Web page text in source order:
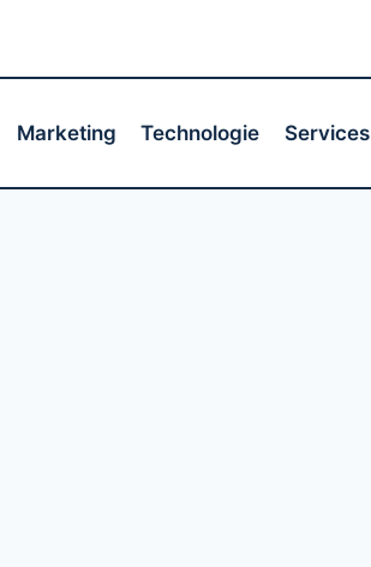
Marketing Technologie Services